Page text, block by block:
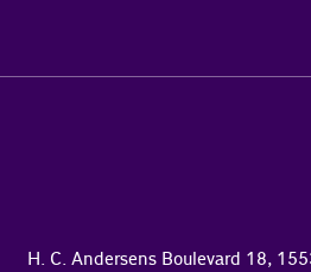
H. C. Andersens Boulevard 18,